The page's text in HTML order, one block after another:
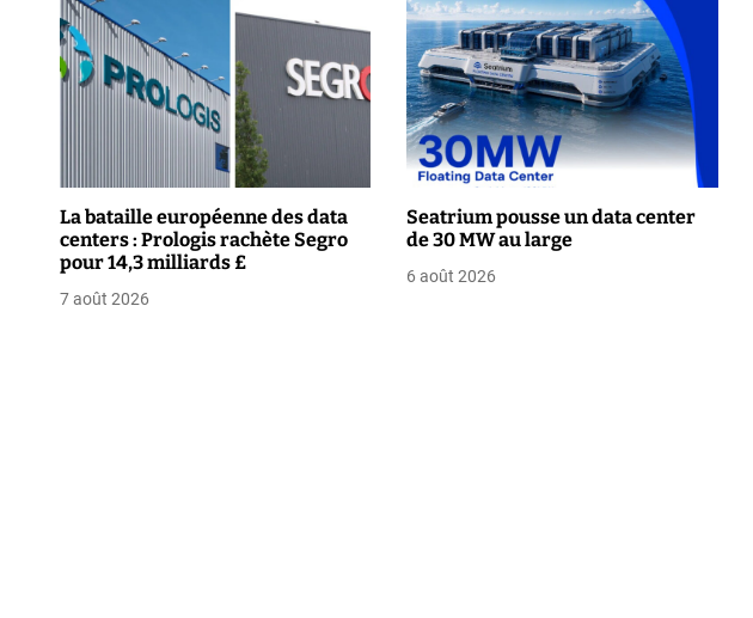
g
a
o
n
d
La bataille européenne des data
centers : Prologis rachète Segro
pour 14,3 milliards £
7 août 2026
Seatrium pousse un data center
de 30 MW au large
6 août 2026